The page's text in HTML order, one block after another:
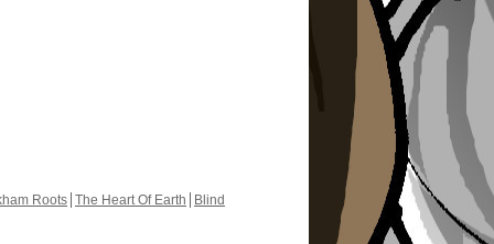
Roots The Heart Of Earth Blind